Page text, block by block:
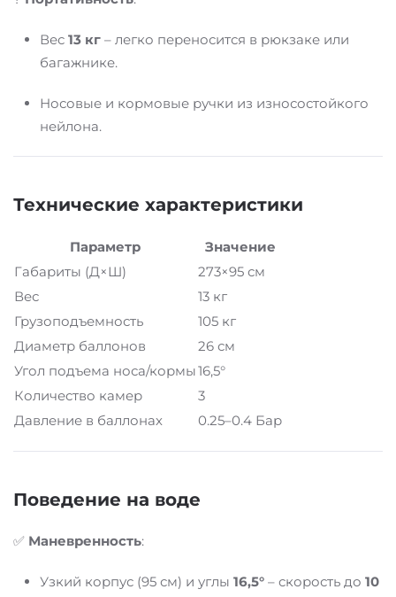
Вес 13 кг – легко переносится в рюкзаке или
багажнике.
Носовые и кормовые ручки из износостойкого
нейлона.
Технические характеристики
Параметр
Значение
Габариты (Д×Ш)
273×95 см
Вес
13 кг
Грузоподъемность
105 кг
Диаметр баллонов
26 см
Угол подъема носа/кормы16,5°
Количество камер
3
Давление в баллонах
0.25–0.4 Бар
Поведение на воде
✅ Маневренность:
Узкий корпус (95 см) и углы 16,5° – скорость до 10